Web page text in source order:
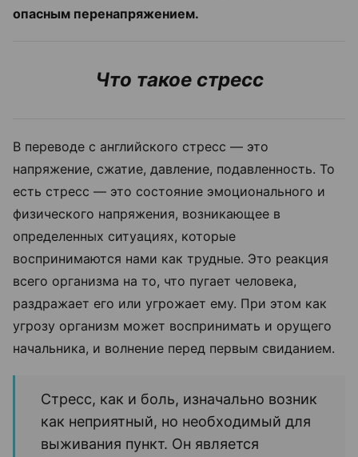
опасным перенапряжением.
Что такое стресс
В переводе с английского стресс — это
напряжение, сжатие, давление, подавленность. То
есть стресс — это состояние эмоционального и
физического напряжения, возникающее в
определенных ситуациях, которые
воспринимаются нами как трудные. Это реакция
всего организма на то, что пугает человека,
раздражает его или угрожает ему. При этом как
угрозу организм может воспринимать и орущего
начальника, и волнение перед первым свиданием.
Стресс, как и боль, изначально возник
как неприятный, но необходимый для
выживания пункт. Он является